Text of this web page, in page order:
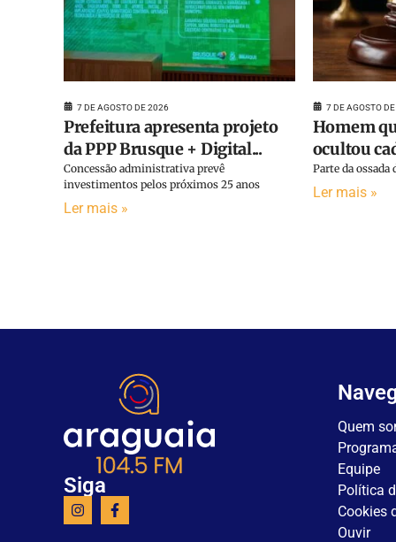
7 DE AGOSTO DE 2026
Prefeitura apresenta projeto
da PPP Brusque + Digital...
Concessão administrativa prevê
investimentos pelos próximos 25 anos
Ler mais »
7 DE AGOSTO
Homem
ocultou
Parte da
Ler mais »
Siga
Quem
Equipe
Política
Cookies
Ouvir